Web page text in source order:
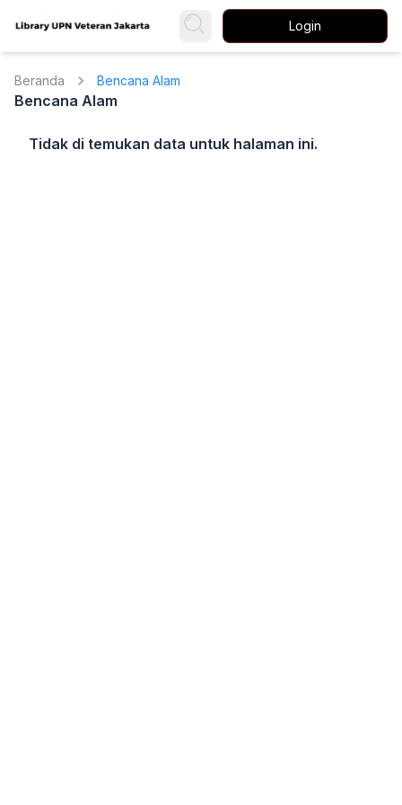
Login
Beranda Bencana Alam
Bencana Alam
Tidak di temukan data untuk halaman ini.